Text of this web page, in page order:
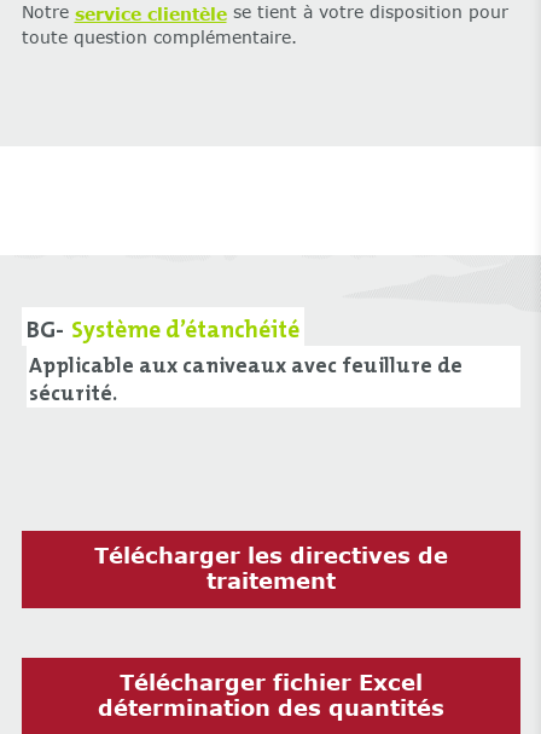
Notre service clientèlese tient à votre disposition pour
toute question complémentaire.
BG- Système d’étanchéité
Applicable aux caniveaux avec feuillure de
sécurité.
Télécharger les directives de
traitement
Télécharger fichier Excel
détermination des quantités